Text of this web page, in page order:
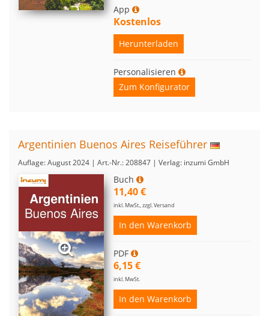
App
Kostenlos
Herunterladen
Personalisieren
Zum Konfigurator
Argentinien Buenos Aires Reiseführer
Auflage: August 2024 | Art.-Nr.: 208847 | Verlag: inzumi GmbH
Buch
11,40 €
inkl. MwSt., zzgl. Versand
In den Warenkorb
PDF
6,15 €
inkl. MwSt.
In den Warenkorb